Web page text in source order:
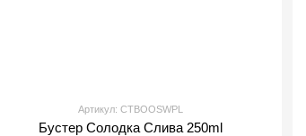
Артикул: CTBOOSWPL
Бустер Солодка Слива 250ml